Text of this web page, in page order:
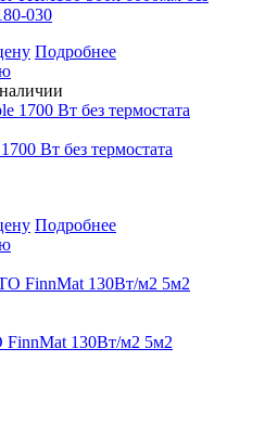
030
Подробнее
Вт без термостата
Подробнее
FinnMat 130Вт/м2 5м2